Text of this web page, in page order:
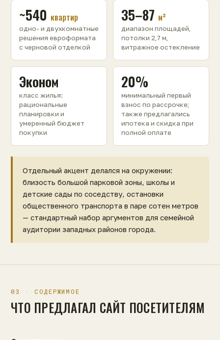
~540 квартир
одно- и двухкомнатные
решения евроформата
с черновой отделкой
35–87 м²
диапазон площадей,
потолки 2,7 м,
витражное остекление
Эконом
класс жилья:
рациональные
планировки и
умеренный бюджет
покупки
20%
минимальный первый
взнос по рассрочке;
также предлагались
ипотека и скидка при
полной оплате
Отдельный акцент делался на окружении:
близость большой парковой зоны, школы и
детские сады по соседству, остановки
общественного транспорта в паре сотен метров
— стандартный набор аргументов для семейной
аудитории западных районов города.
03 · СОДЕРЖИМОЕ
ЧТО ПРЕДЛАГАЛ САЙТ ПОСЕТИТЕЛЯМ